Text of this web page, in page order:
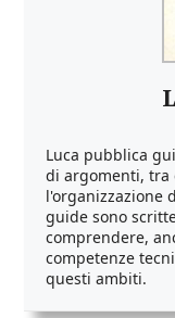
Luca pubblica
di argomenti, tra
l'organizzazione
guide sono
comprendere,
competenze
questi ambiti.